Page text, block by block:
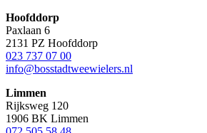
Hoofddorp
Paxlaan 6
2131 PZ Hoofddorp
023 737 07 00
info@bosstadtweewielers.nl
Limmen
Rijksweg 120
1906 BK Limmen